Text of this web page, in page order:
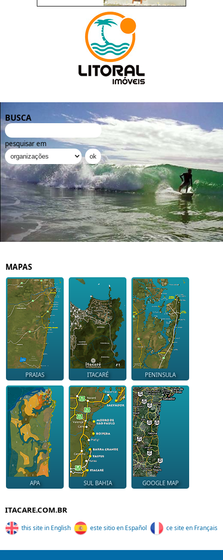
BUSCA
pesquisar em
MAPAS
PRAIAS ITACARÉ PENINSULA
APA SUL BAHIA GOOGLE MAP
ITACARE.COM.BR
this site in English este sitio en Español ce site en Français